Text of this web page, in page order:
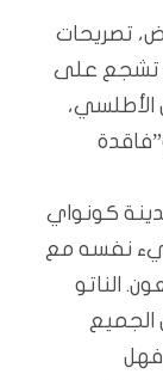
تصريحات
تشجع على
كونواي
نفسه مع
الناتو
الجميع
فهل